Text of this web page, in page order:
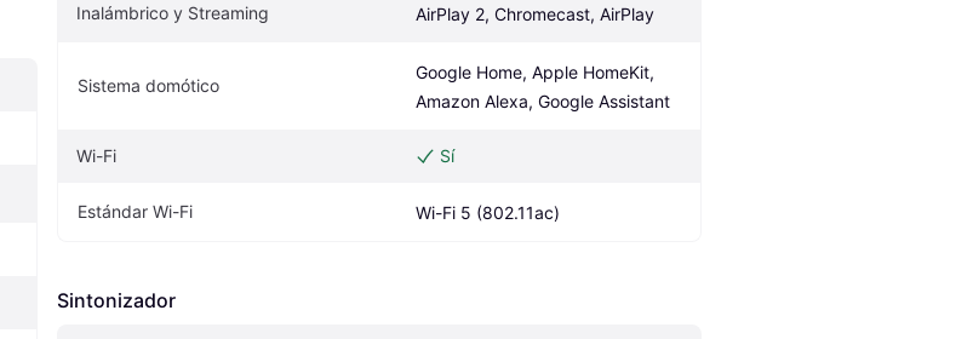
Inalámbrico y Streaming AirPlay 2, Chromecast, AirPlay
Sistema domótico
Google Home, Apple HomeKit,
Amazon Alexa, Google Assistant
Wi-Fi Sí
Estándar Wi-Fi Wi-Fi 5 (802.11ac)
Sintonizador